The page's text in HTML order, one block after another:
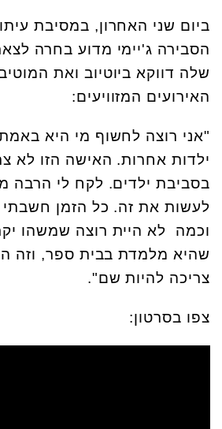
ביום שני האחרון, במסיבת
הסבירה ג'יימי מדוע בחרה
שלה דווקא ביוטיוב ואת
האירועים המזוויעים:
"אני רוצה לחשוף מי היא
ילדות אחרות. האישה הזו לא
בסביבת ילדים. לקח לי הרבה
לעשות את זה. כל הזמן חשבתי
וכמה לא היית רוצה שמשהו
שהיא מלמדת בבית ספר, וזה
צריכה להיות שם".
צפו בסרטון: